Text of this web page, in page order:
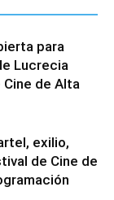
para
Lucrecia
de Alta
exilio,
de Cine de